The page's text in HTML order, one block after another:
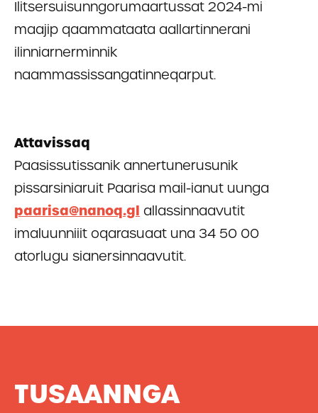
Ilitsersuisunngorumaartussat 2024-mi
maajip qaammataata aallartinnerani
ilinniarnerminnik
naammassissangatinneqarput.
Attavissaq
Paasissutissanik annertunerusunik
pissarsiniaruit Paarisa mail-ianut uunga
paarisa@nanoq.gl allassinnaavutit
imaluunniiit oqarasuaat una 34 50 00
atorlugu sianersinnaavutit.
TUSAANNGA